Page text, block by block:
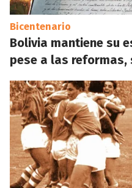
Bicentenario
Bolivia mantiene su
pese a las